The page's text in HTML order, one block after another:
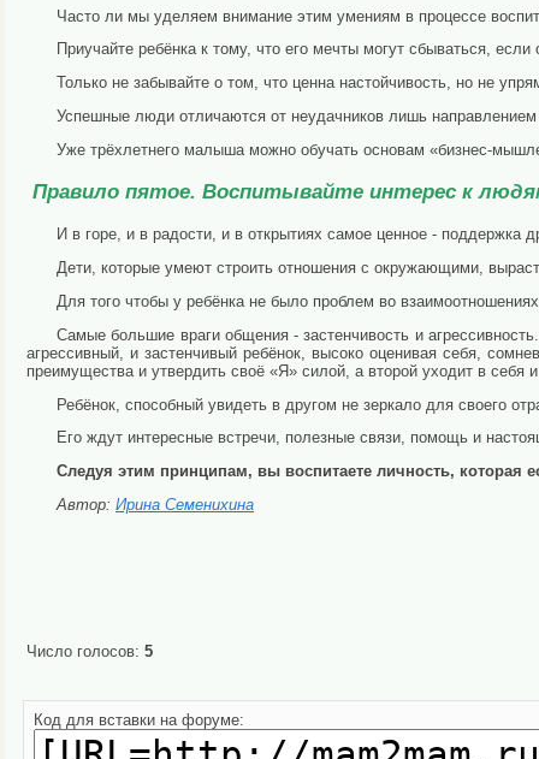
Часто ли мы уделяем внимание этим умениям в процессе
Приучайте ребёнка к тому, что его мечты могут сбываться,
Только не забывайте о том, что ценна настойчивость, но не
Успешные люди отличаются от неудачников лишь
Уже трёхлетнего малыша можно обучать основам «бизнес-
Правило пятое. Воспитывайте интерес к
И в горе, и в радости, и в открытиях самое ценное - поддержка
Дети, которые умеют строить отношения с окружающими,
Для того чтобы у ребёнка не было проблем во
Самые большие враги общения - застенчивость и
агрессивный, и застенчивый ребёнок, высоко оценивая себя,
преимущества и утвердить своё «Я» силой, а второй уходит в себя
Ребёнок, способный увидеть в другом не зеркало для своего
Его ждут интересные встречи, полезные связи, помощь и
Следуя этим принципам, вы воспитаете личность, которая
Автор: Ирина Семенихина
Число голосов: 5
Код для вставки на форуме: